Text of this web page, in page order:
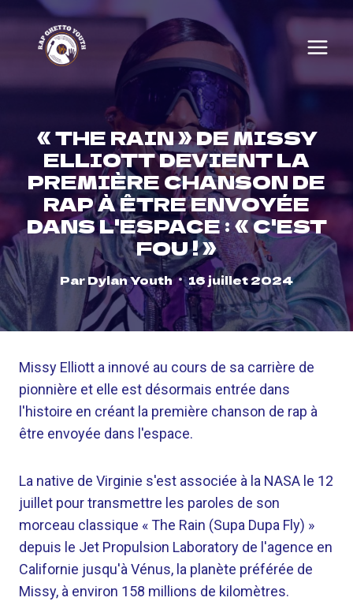
content
« THE RAIN » DE MISSY
ELLIOTT DEVIENT LA
PREMIÈRE CHANSON DE
RAP À ÊTRE ENVOYÉE
DANS L'ESPACE : « C'EST
FOU ! »
ParDylan Youth 16 juillet 2024
Missy Elliott a innové au cours de sa carrière de
pionnière et elle est désormais entrée dans
l'histoire en créant la première chanson de rap à
être envoyée dans l'espace.
La native de Virginie s'est associée à la NASA le 12
juillet pour transmettre les paroles de son
morceau classique « The Rain (Supa Dupa Fly) »
depuis le Jet Propulsion Laboratory de l'agence en
Californie jusqu'à Vénus, la planète préférée de
Missy, à environ 158 millions de kilomètres.